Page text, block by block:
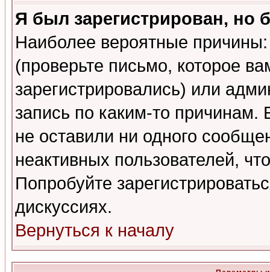
Я был зарегистрирован, но
Наиболее вероятные
(проверьте письмо, которое
зарегистрировались) или
запись по каким-то
не оставили ни одного
неактивных пользователей,
Попробуйте
дискуссиях.
Вернуться к началу